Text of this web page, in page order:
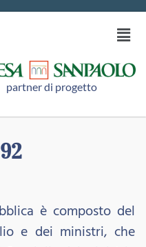
partner di progetto
è composto del
e dei ministri, che